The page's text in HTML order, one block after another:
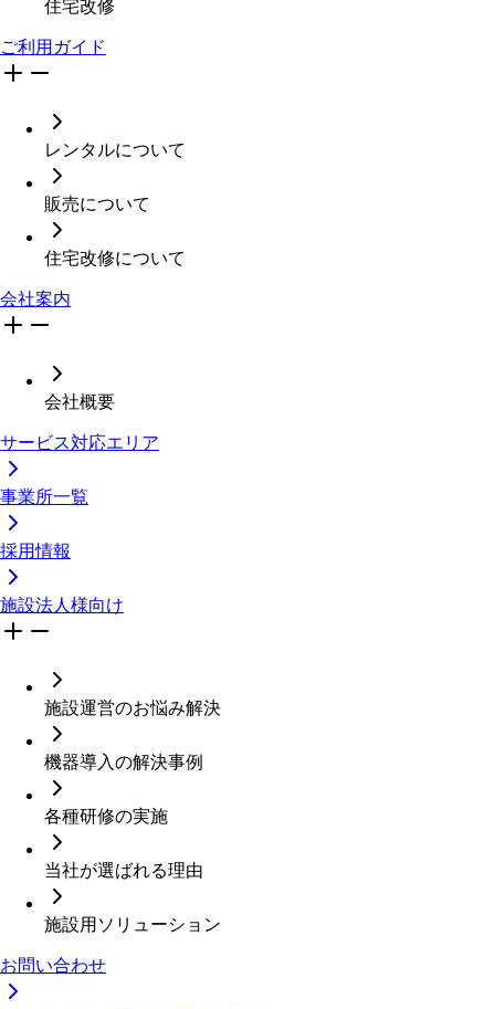
住宅改修
ご利用ガイド
レンタルについて
販売について
住宅改修について
会社案内
会社概要
サービス対応エリア
事業所一覧
採用情報
施設法人様向け
施設運営のお悩み解決
機器導入の解決事例
各種研修の実施
当社が選ばれる理由
施設用ソリューション
お問い合わせ